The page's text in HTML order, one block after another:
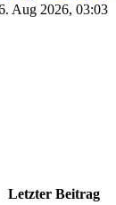
Aug 2026, 03:03
Letzter Beitrag